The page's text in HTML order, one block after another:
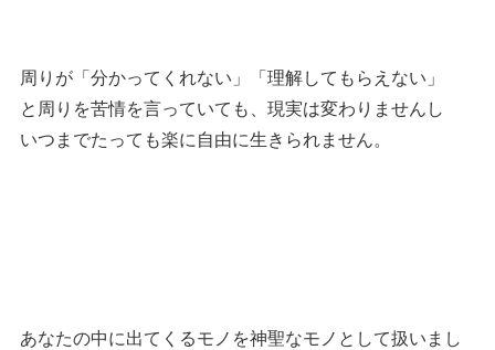
周りが「分かってくれない」「理解してもらえない」
と周りを苦情を言っていても、現実は変わりませんし
いつまでたっても楽に自由に生きられません。
あなたの中に出てくるモノを神聖なモノとして扱いまし